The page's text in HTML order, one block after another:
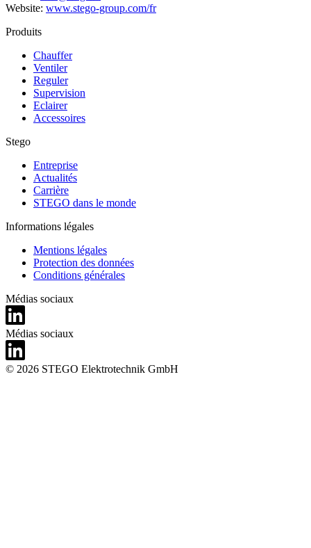
Website: www.stego-group.com/fr
Produits
Chauffer
Ventiler
Reguler
Supervision
Eclairer
Accessoires
Stego
Entreprise
Actualités
Carrière
STEGO dans le monde
Informations légales
Mentions légales
Protection des données
Conditions générales
Médias sociaux
Médias sociaux
© 2026 STEGO Elektrotechnik GmbH